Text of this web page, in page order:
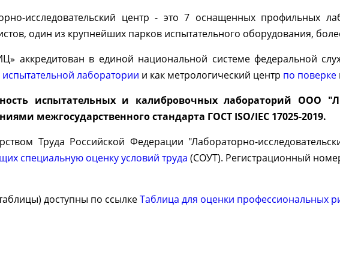
исследовательский центр - это 7 оснащенных профильных
один из крупнейших парков испытательного оборудования,
аккредитован в единой национальной системе федеральной
испытательной лаборатории и как метрологический центр по поверке
испытательных и калибровочных лабораторий ООО
межгосударственного стандарта ГОСТ ISO/IEC 17025-2019.
Труда Российской Федерации "Лабораторно-
специальную оценку условий труда (СОУТ). Регистрационный
доступны по ссылкеТаблица для оценки профессиональных